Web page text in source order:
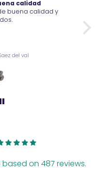
Vino pronto, su calidad
amables.
on 487 reviews.